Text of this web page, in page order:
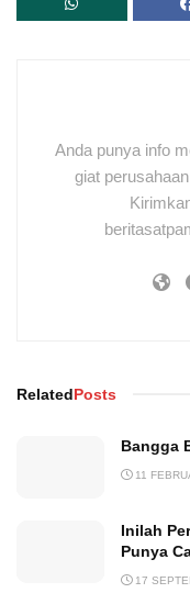
Anda punya info
giat
RelatedPosts
Bangga
11
Inilah
Punya
17